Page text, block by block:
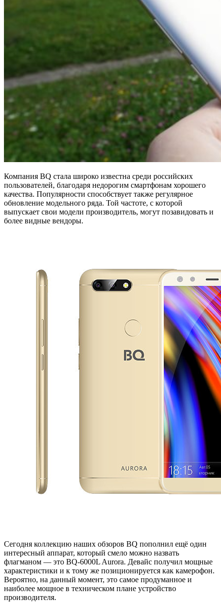
Компания BQ стала широко известна среди российских
пользователей, благодаря недорогим смартфонам хорошего
качества. Популярности способствует также регулярное
обновление модельного ряда. Той частоте, с которой
выпускает свои модели производитель, могут позавидовать и
более видные вендоры.
Сегодня коллекцию наших обзоров BQ пополнил ещё один
интересный аппарат, который смело можно назвать
флагманом — это BQ-6000L Aurora. Девайс получил мощные
характеристики и к тому же позиционируется как камерофон.
Вероятно, на данный момент, это самое продуманное и
наиболее мощное в техническом плане устройство
производителя.